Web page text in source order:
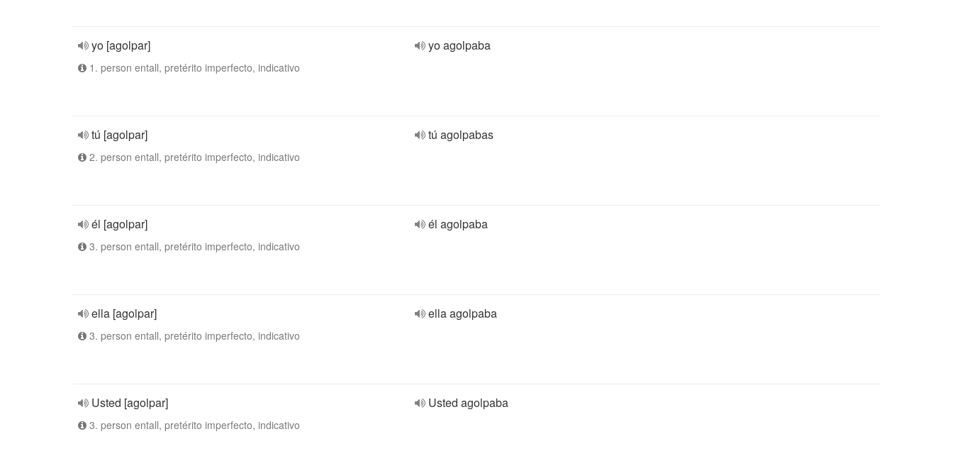
yo [agolpar]
1. person entall, pretérito imperfecto, indicativo
yo agolpaba
tú [agolpar]
2. person entall, pretérito imperfecto, indicativo
tú agolpabas
él [agolpar]
3. person entall, pretérito imperfecto, indicativo
él agolpaba
ella [agolpar]
3. person entall, pretérito imperfecto, indicativo
ella agolpaba
Usted [agolpar]
3. person entall, pretérito imperfecto, indicativo
Usted agolpaba